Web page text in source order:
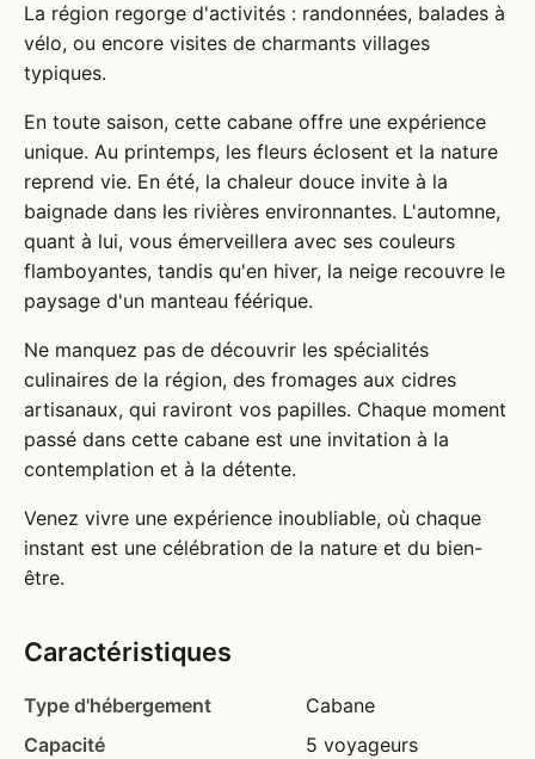
La région regorge d'activités : randonnées, balades à
vélo, ou encore visites de charmants villages
typiques.
En toute saison, cette cabane offre une expérience
unique. Au printemps, les fleurs éclosent et la nature
reprend vie. En été, la chaleur douce invite à la
baignade dans les rivières environnantes. L'automne,
quant à lui, vous émerveillera avec ses couleurs
flamboyantes, tandis qu'en hiver, la neige recouvre le
paysage d'un manteau féérique.
Ne manquez pas de découvrir les spécialités
culinaires de la région, des fromages aux cidres
artisanaux, qui raviront vos papilles. Chaque moment
passé dans cette cabane est une invitation à la
contemplation et à la détente.
Venez vivre une expérience inoubliable, où chaque
instant est une célébration de la nature et du bien-
être.
Caractéristiques
Type d'hébergement
Cabane
Capacité
5 voyageurs